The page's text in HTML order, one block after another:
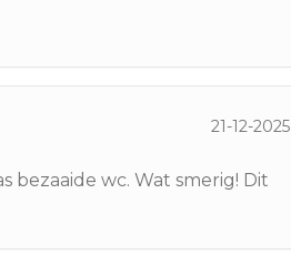
21-12-2025
bezaaide wc. Wat smerig! Dit